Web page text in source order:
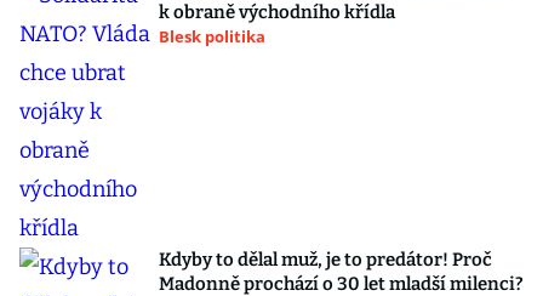
k obraně východního křídla
Blesk politika
Kdyby to dělal muž, je to predátor! Proč
Madonně prochází o 30 let mladší milenci?